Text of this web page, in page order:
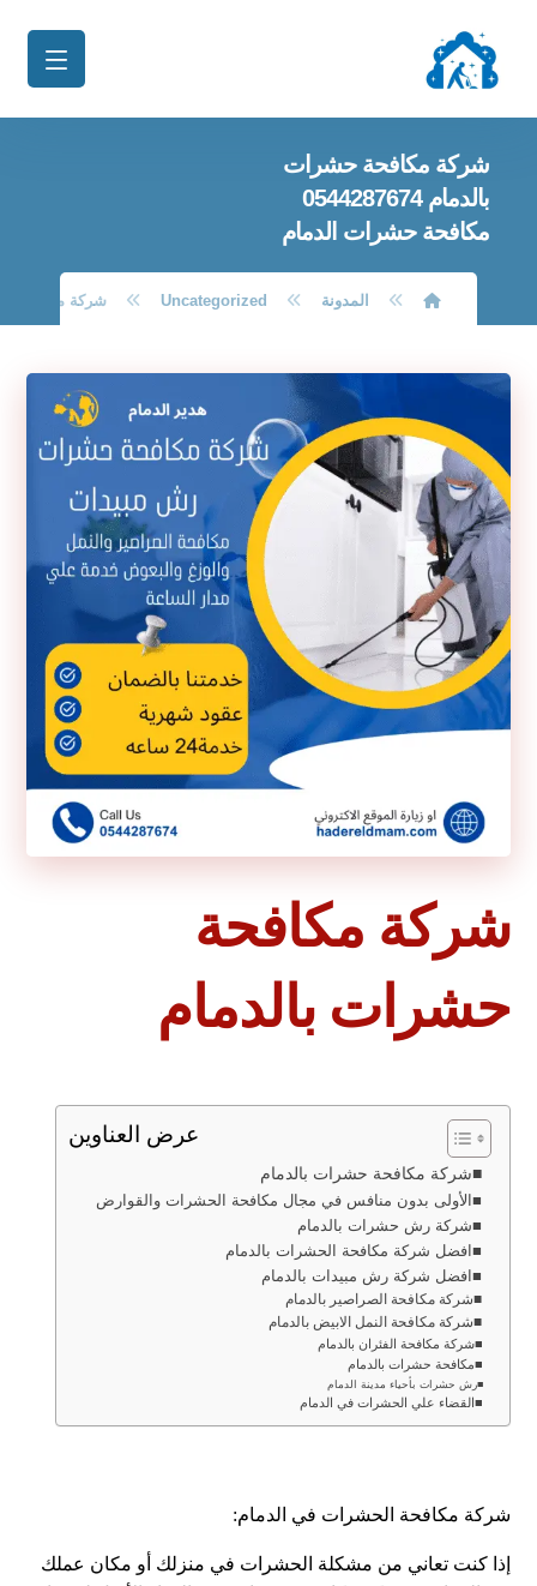
شركة مكافحة حشرات
بالدمام 0544287674
مكافحة حشرات الدمام
المدونة Uncategorized شركة مكافحة حشرات بالدمام
شركة مكافحة
حشرات بالدمام
عرض العناوين
شركة مكافحة حشرات بالدمام
الأولى بدون منافس في مجال مكافحة الحشرات والقوارض
شركة رش حشرات بالدمام
افضل شركة مكافحة الحشرات بالدمام
افضل شركة رش مبيدات بالدمام
شركة مكافحة الصراصير بالدمام
شركة مكافحة النمل الابيض بالدمام
شركة مكافحة الفئران بالدمام
مكافحة حشرات بالدمام
رش حشرات بأحياء مدينة الدمام
القضاء علي الحشرات في الدمام
شركة مكافحة الحشرات في الدمام:
إذا كنت تعاني من مشكلة الحشرات في منزلك أو مكان عملك